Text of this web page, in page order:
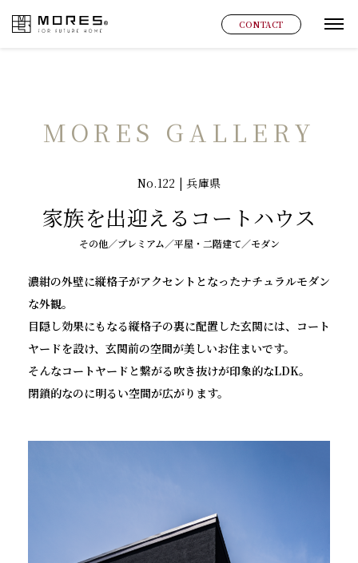
MORES CONTACT グ
MORES GALLERY
No.122 | 兵庫県
家族を出迎えるコートハウス
その他／プレミアム／平屋・二階建て／モダン
濃紺の外壁に縦格子がアクセントとなったナチュラルモダン
な外観。
目隠し効果にもなる縦格子の裏に配置した玄関には、コート
ヤードを設け、玄関前の空間が美しいお住まいです。
そんなコートヤードと繋がる吹き抜けが印象的なLDK。
閉鎖的なのに明るい空間が広がります。